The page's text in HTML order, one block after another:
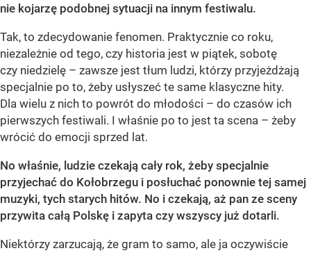
nie kojarzę podobnej sytuacji na innym festiwalu.
Tak, to zdecydowanie fenomen. Praktycznie co roku,
niezależnie od tego, czy historia jest w piątek, sobotę
czy niedzielę – zawsze jest tłum ludzi, którzy przyjeżdżają
specjalnie po to, żeby usłyszeć te same klasyczne hity.
Dla wielu z nich to powrót do młodości – do czasów ich
pierwszych festiwali. I właśnie po to jest ta scena – żeby
wrócić do emocji sprzed lat.
No właśnie, ludzie czekają cały rok, żeby specjalnie
przyjechać do Kołobrzegu i posłuchać ponownie tej samej
muzyki, tych starych hitów. No i czekają, aż pan ze sceny
przywita całą Polskę i zapyta czy wszyscy już dotarli.
Niektórzy zarzucają, że gram to samo, ale ja oczywiście